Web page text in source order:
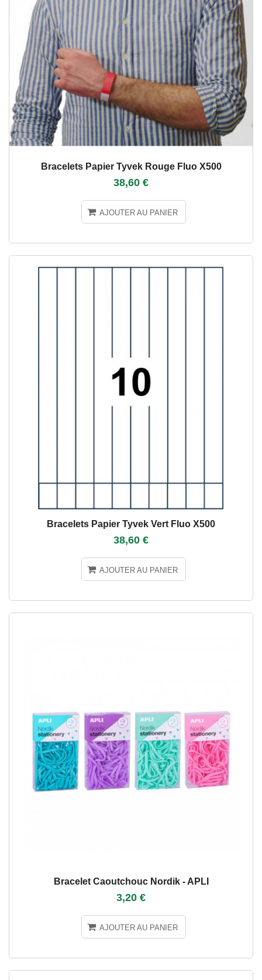
Bracelets Papier Tyvek Rouge Fluo X500
38,60 €
AJOUTER AU PANIER
Bracelets Papier Tyvek Vert Fluo X500
38,60 €
AJOUTER AU PANIER
Bracelet Caoutchouc Nordik - APLI
3,20 €
AJOUTER AU PANIER